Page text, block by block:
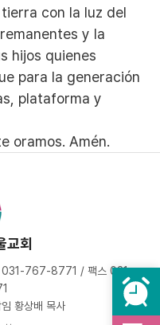
con la luz del
y la
hijos quienes
para la generación
plataforma y
oramos. Amén.
교회
: 031-767-8771 / 팩스 031-
황상배 목사